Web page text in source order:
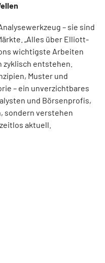
– sie sind
„Alles über Elliott-
wichtigste Arbeiten
entstehen.
Muster und
– ein unverzichtbares
und Börsenprofis,
sondern verstehen
aktuell.